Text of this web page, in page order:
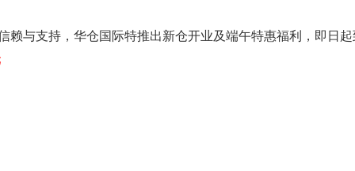
赖与支持，华仓国际特推出新仓开业及端午特惠福利，即日